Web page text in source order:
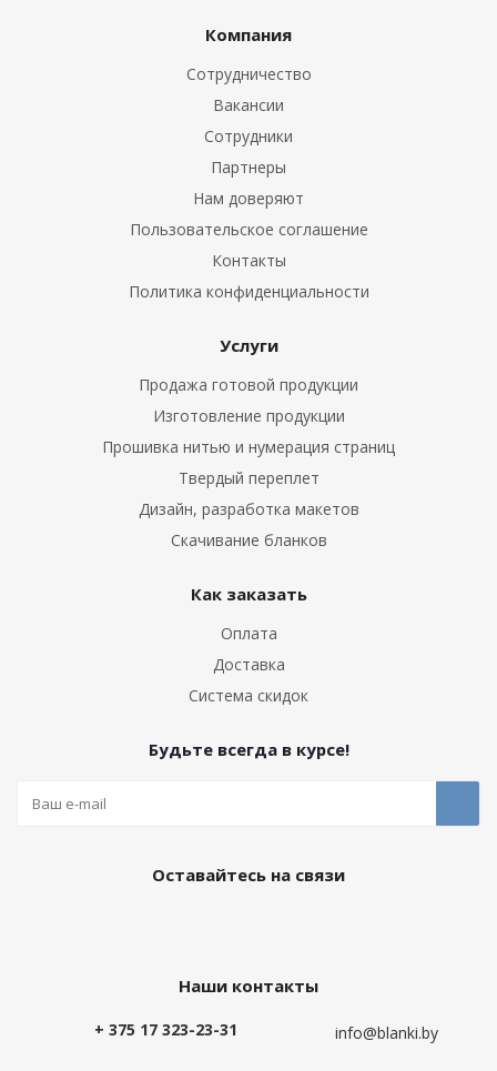
Компания
Сотрудничество
Вакансии
Сотрудники
Партнеры
Нам доверяют
Пользовательское соглашение
Контакты
Политика конфиденциальности
Услуги
Продажа готовой продукции
Изготовление продукции
Прошивка нитью и нумерация страниц
Твердый переплет
Дизайн, разработка макетов
Скачивание бланков
Как заказать
Оплата
Доставка
Система скидок
Будьте всегда в курсе!
Оставайтесь на связи
Наши контакты
+ 375 17 323-23-31 info@blanki.by